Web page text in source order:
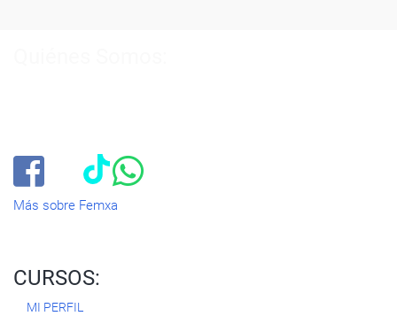
Más sobre Femxa
CURSOS:
MI PERFIL